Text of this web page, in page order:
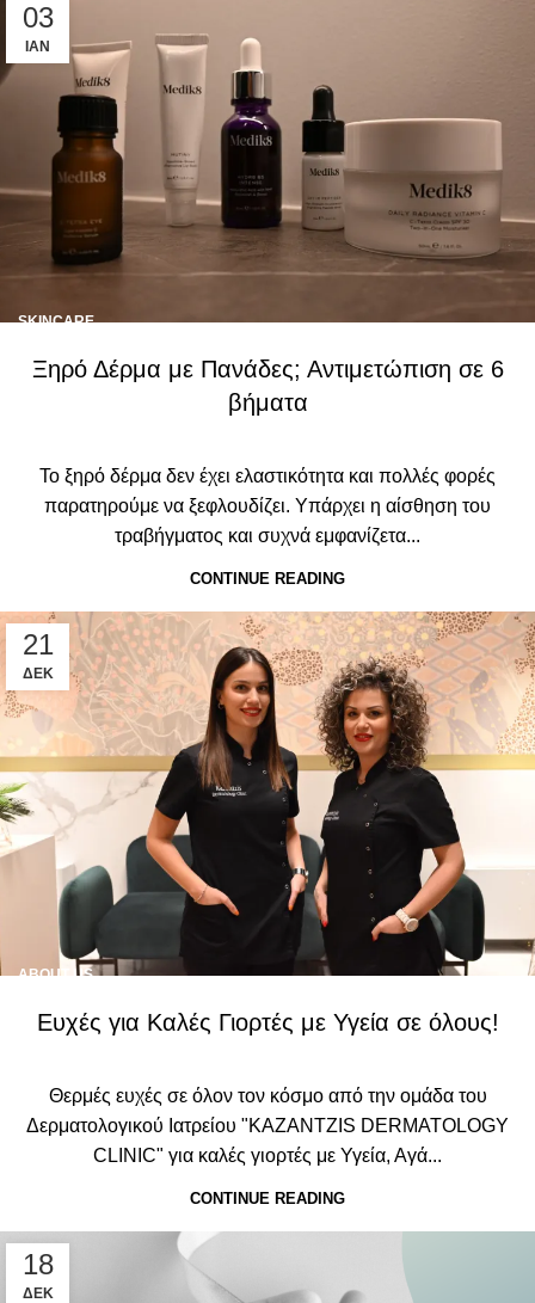
03
ΙΑΝ
SKINCARE
Ξηρό Δέρμα με Πανάδες; Αντιμετώπιση σε 6
βήματα
Το ξηρό δέρμα δεν έχει ελαστικότητα και πολλές φορές
παρατηρούμε να ξεφλουδίζει. Υπάρχει η αίσθηση του
τραβήγματος και συχνά εμφανίζετα...
CONTINUE READING
21
ΔΕΚ
ABOUT US
Ευχές για Καλές Γιορτές με Υγεία σε όλους!
Θερμές ευχές σε όλον τον κόσμο από την ομάδα του
Δερματολογικού Ιατρείου "KAZANTZIS DERMATOLOGY
CLINIC" για καλές γιορτές με Υγεία, Αγά...
CONTINUE READING
18
ΔΕΚ